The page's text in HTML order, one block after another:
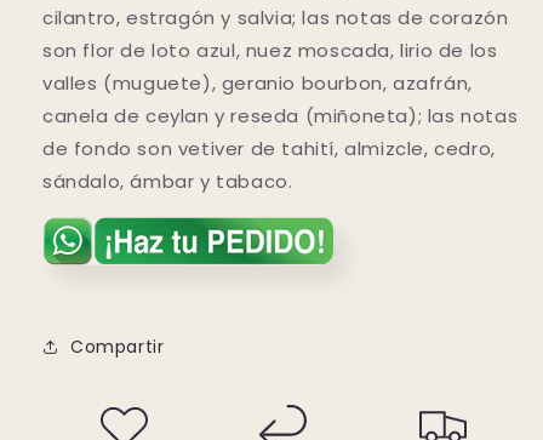
cilantro, estragón y salvia; las notas de corazón
son flor de loto azul, nuez moscada, lirio de los
valles (muguete), geranio bourbon, azafrán,
canela de ceylan y reseda (miñoneta); las notas
de fondo son vetiver de tahití, almizcle, cedro,
sándalo, ámbar y tabaco.
Compartir